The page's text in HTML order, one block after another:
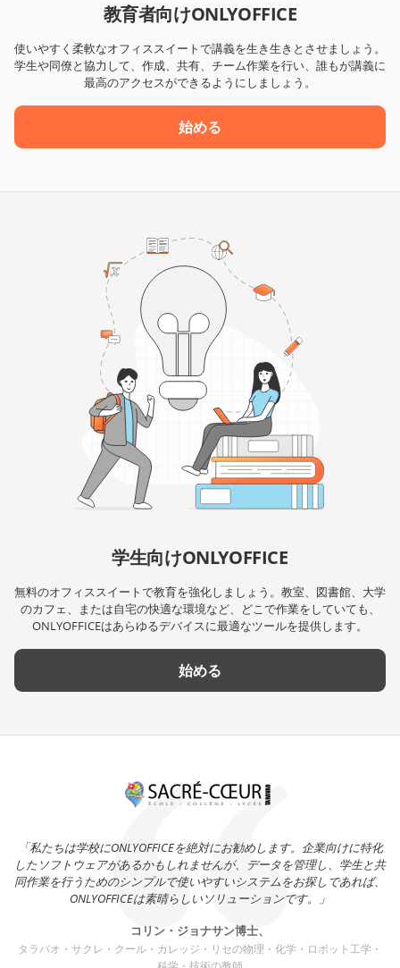
教育者向けONLYOFFICE
使いやすく柔軟なオフィススイートで講義を生き生きとさせましょう。
学生や同僚と協力して、作成、共有、チーム作業を行い、誰もが講義に
最高のアクセスができるようにしましょう。
始める
学生向けONLYOFFICE
無料のオフィススイートで教育を強化しましょう。教室、図書館、大学
のカフェ、または自宅の快適な環境など、どこで作業をしていても、
ONLYOFFICEはあらゆるデバイスに最適なツールを提供します。
始める
「私たちは学校にONLYOFFICEを絶対にお勧めします。企業向けに特化
したソフトウェアがあるかもしれませんが、データを管理し、学生と共
同作業を行うためのシンプルで使いやすいシステムをお探しであれば、
ONLYOFFICEは素晴らしいソリューションです。」
コリン・ジョナサン博士、
タラバオ・サクレ・クール・カレッジ・リセの物理・化学・ロボット工学・